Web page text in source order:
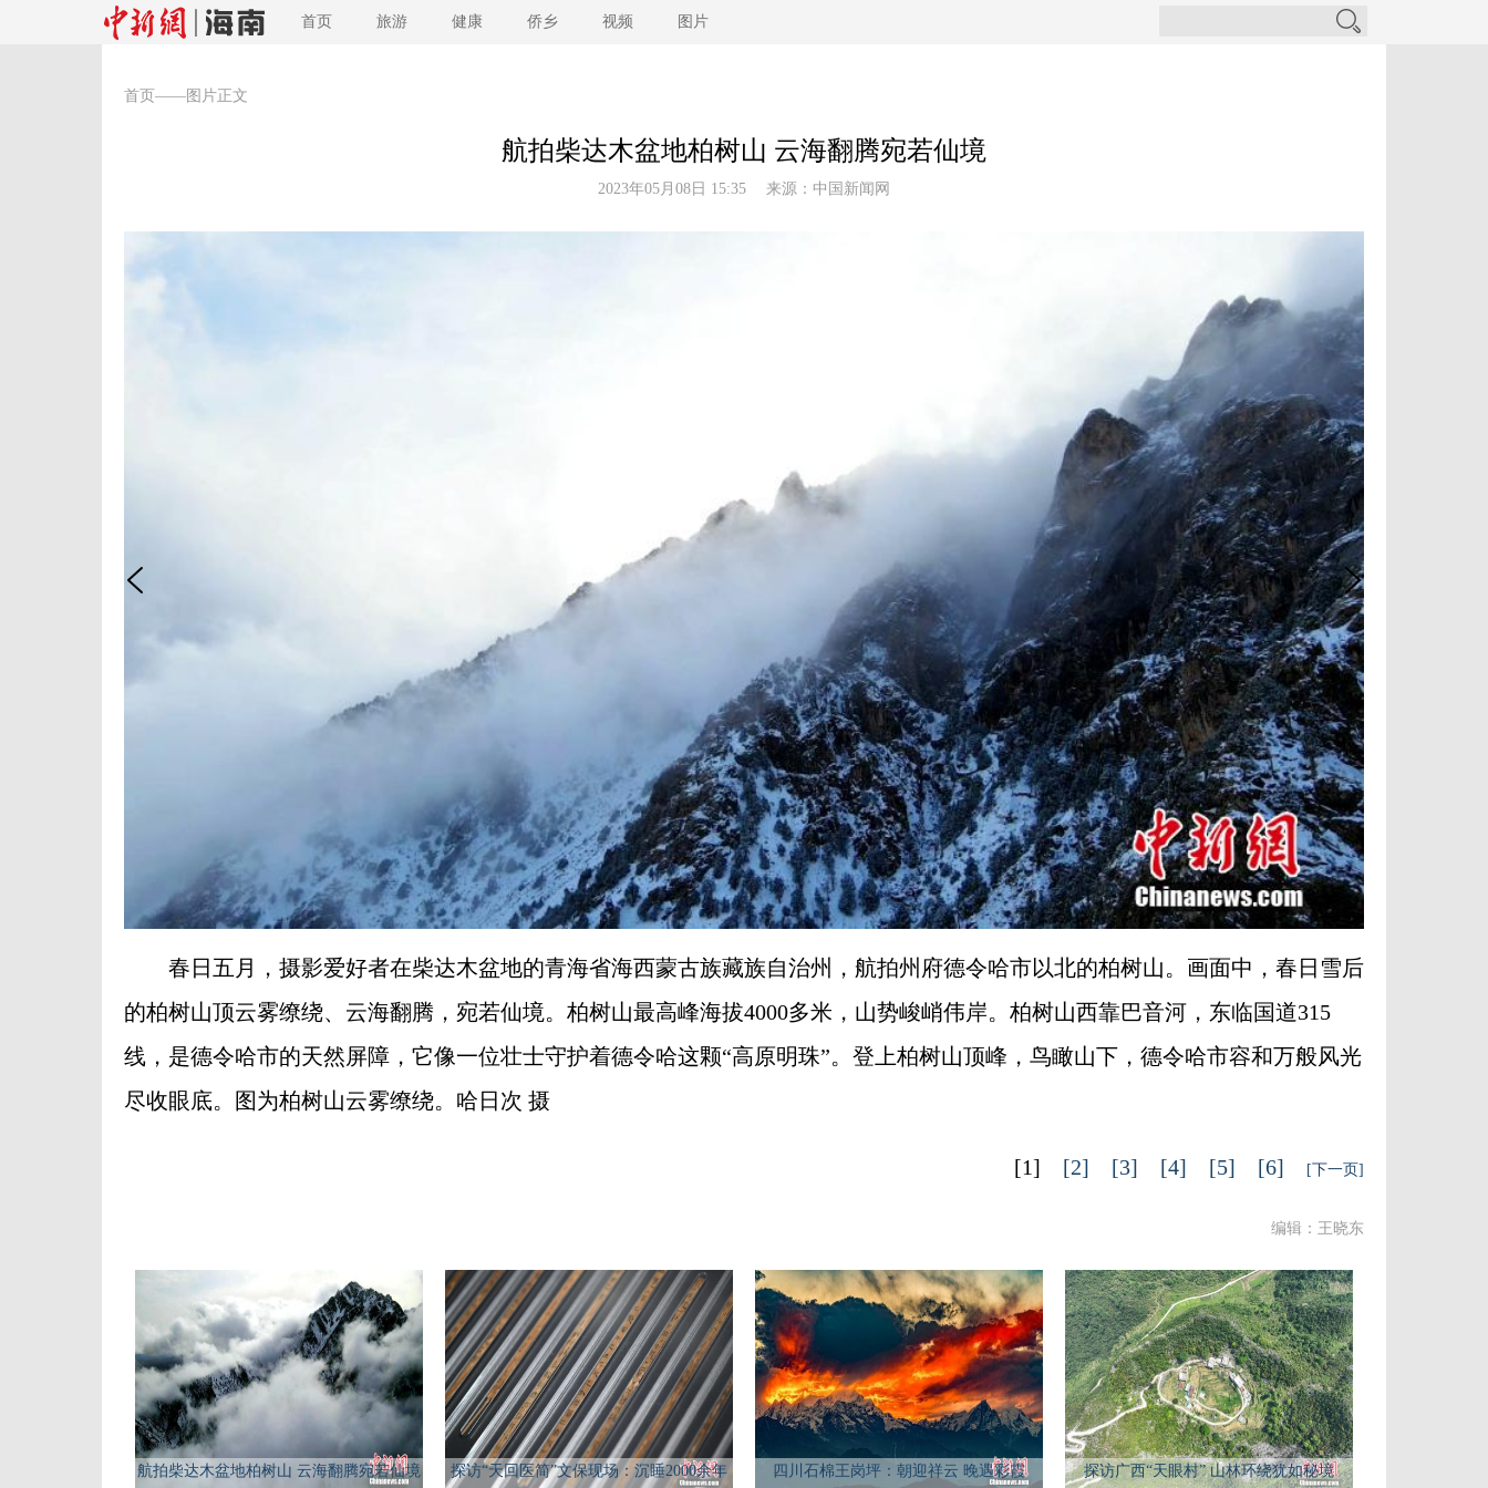
首页 旅游 健康 侨乡 视频 图片
首页 ——图片正文
航拍柴达木盆地柏树山 云海翻腾宛若仙境
2023年05月08日 15:35 来源： 中国新闻网
春日五月，摄影爱好者在柴达木盆地的青海省海西蒙古族藏族自治州，航拍州府德令哈市以北的柏树山。画面中，春日雪后
的柏树山顶云雾缭绕、云海翻腾，宛若仙境。柏树山最高峰海拔4000多米，山势峻峭伟岸。柏树山西靠巴音河，东临国道315
线，是德令哈市的天然屏障，它像一位壮士守护着德令哈这颗“高原明珠”。登上柏树山顶峰，鸟瞰山下，德令哈市容和万般风光
尽收眼底。图为柏树山云雾缭绕。哈日次 摄
[1] [2] [3] [4] [5] [6] [下一页]
编辑：王晓东
航拍柴达木盆地柏树山 云海翻腾宛若仙境 探访“天回医简”文保现场：沉睡2000余年 四川石棉王岗坪：朝迎祥云 晚遇彩霞 探访广西“天眼村” 山林环绕犹如秘境